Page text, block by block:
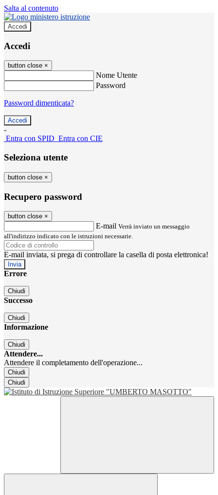
Salta al contenuto
Accedi
Accedi
button close ×
Nome Utente
Password
Password dimenticata?
-
Entra con SPID Entra con CIE
Seleziona utente
button close ×
Recupero password
button close ×
E-mail Verrà inviato un messaggio
all'indirizzo indicato con le istruzioni necessarie.
E-mail inviata, si prega di controllare la casella di posta elettronica!
Errore
Chiudi
Successo
Chiudi
Informazione
Chiudi
Attendere...
Attendere il completamento dell'operazione...
Chiudi
Chiudi